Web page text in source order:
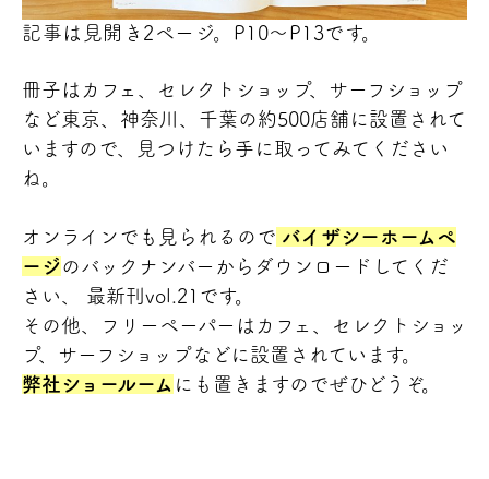
記事は見開き2ページ。P10〜P13です。
冊子はカフェ、セレクトショップ、サーフショップ
など東京、神奈川、千葉の約500店舗に設置されて
いますので、見つけたら手に取ってみてください
ね。
オンラインでも見られるので バイザシーホームペ
ージのバックナンバーからダウンロードしてくだ
さい、 最新刊vol.21です。
その他、フリーペーパーはカフェ、セレクトショッ
プ、サーフショップなどに設置されています。
弊社ショールーム にも置きますのでぜひどうぞ。